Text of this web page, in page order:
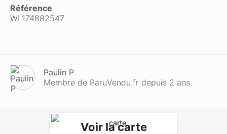
Référence
WL174882547
Paulin P
Membre de ParuVendu.fr depuis 2 ans
Voir la carte